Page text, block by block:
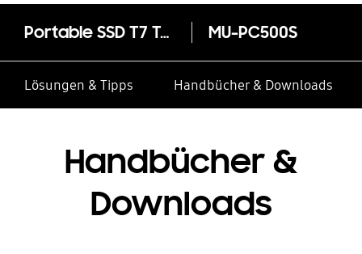
Portable SSD T7 Touch MU-PC500S
Lösungen & Tipps Handbücher & Downloads
Handbücher &
Downloads